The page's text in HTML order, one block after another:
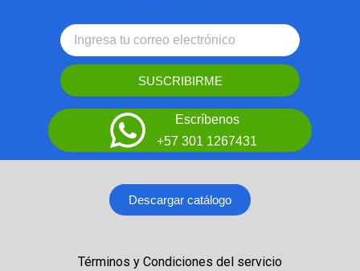
SUSCRIBIRME
Escríbenos
+57 301 1267431
Descargar catálogo
Términos y Condiciones del servicio